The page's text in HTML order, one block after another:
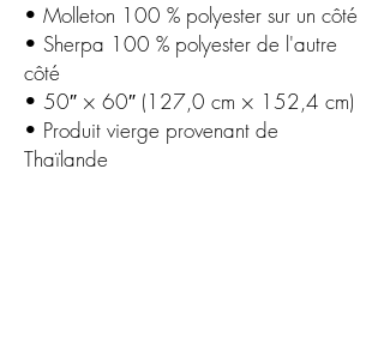
• Molleton 100 % polyester sur un côté
• Sherpa 100 % polyester de l'autre
côté
• 50″ × 60″ (127,0 cm × 152,4 cm)
• Produit vierge provenant de
Thaïlande